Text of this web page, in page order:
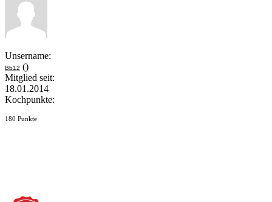
Unsername:
Bb12 ()
Mitglied seit:
18.01.2014
Kochpunkte:
180 Punkte